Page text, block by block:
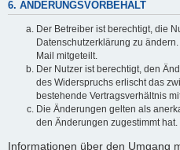
6. ÄNDERUNGSVORBEHALT
Der Betreiber ist berechtigt, die
Datenschutzerklärung zu
Mail mitgeteilt.
Der Nutzer ist berechtigt, den
des Widerspruchs erlischt das
bestehende Vertragsverhältnis
Die Änderungen gelten als
den Änderungen zugestimmt hat.
Informationen über den Umgang